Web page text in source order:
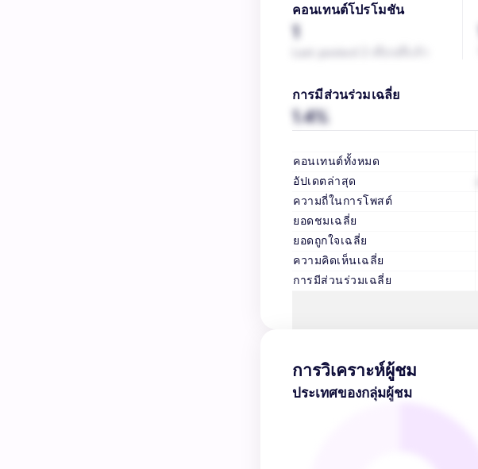
คอนเทนต์โปรโมชัน
1
การมีส่วนร่วมเฉลี่ย
1.4%
คอนเทนต์ทั้งหมด
อัปเดตล่าสุด
ความถี่ในการโพสต์
ยอดชมเฉลี่ย
ยอดถูกใจเฉลี่ย
ความคิดเห็นเฉลี่ย
การมีส่วนร่วมเฉลี่ย
การวิเคราะห์ผู้ชม
ประเทศของกลุ่มผู้ชม